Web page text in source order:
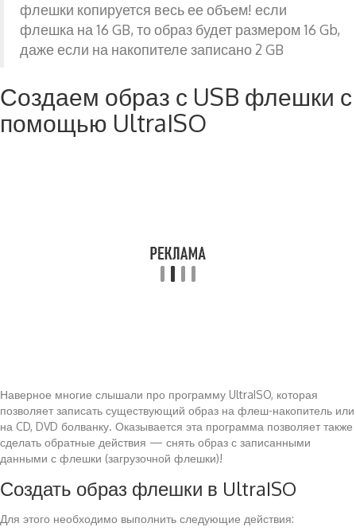
флешки копируется весь ее объем! если
флешка на 16 GB, то образ будет размером 16 Gb,
даже если на накопителе записано 2 GB
Создаем образ с USB флешки с
помощью UltraISO
Наверное многие слышали про программу UltraISO, которая
позволяет записать существующий образ на флеш-накопитель или
на CD, DVD болванку. Оказывается эта программа позволяет также
сделать обратные действия — снять образ с записанными
данными с флешки (загрузочной флешки)!
Создать образ флешки в UltraISO
Для этого необходимо выполнить следующие действия: